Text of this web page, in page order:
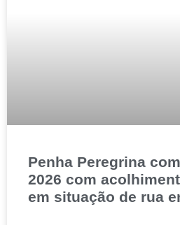
Penha Peregrina
2026 com
em situação de rua